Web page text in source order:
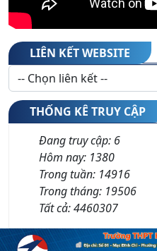
LIÊN KẾT WEBSITE
THỐNG KÊ TRUY CẬP
Đang truy cập: 6
Hôm nay: 1380
Trong tuần: 14916
Trong tháng: 19506
Tất cả:4460307